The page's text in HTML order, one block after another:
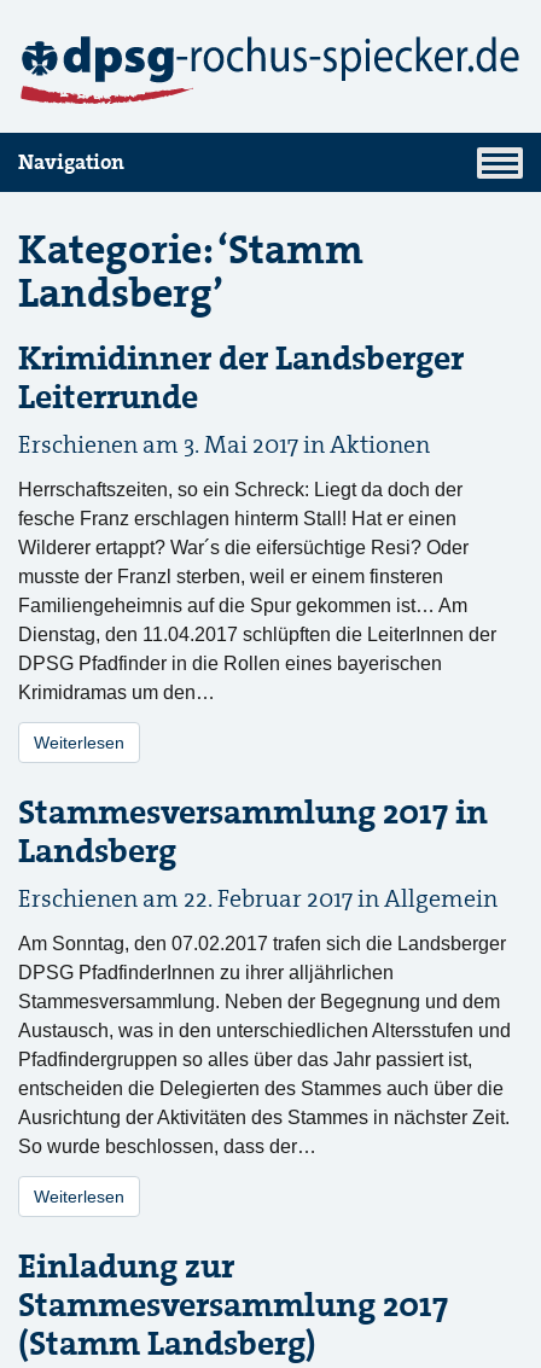
Navigation
Kategorie: ‘Stamm
Landsberg’
Krimidinner der Landsberger
Leiterrunde
Erschienen am 3. Mai 2017 inAktionen
Herrschaftszeiten, so ein Schreck: Liegt da doch der
fesche Franz erschlagen hinterm Stall! Hat er einen
Wilderer ertappt? War´s die eifersüchtige Resi? Oder
musste der Franzl sterben, weil er einem finsteren
Familiengeheimnis auf die Spur gekommen ist… Am
Dienstag, den 11.04.2017 schlüpften die LeiterInnen der
DPSG Pfadfinder in die Rollen eines bayerischen
Krimidramas um den…
Weiterlesen
Stammesversammlung 2017 in
Landsberg
Erschienen am 22. Februar 2017 inAllgemein
Am Sonntag, den 07.02.2017 trafen sich die Landsberger
DPSG PfadfinderInnen zu ihrer alljährlichen
Stammesversammlung. Neben der Begegnung und dem
Austausch, was in den unterschiedlichen Altersstufen und
Pfadfindergruppen so alles über das Jahr passiert ist,
entscheiden die Delegierten des Stammes auch über die
Ausrichtung der Aktivitäten des Stammes in nächster Zeit.
So wurde beschlossen, dass der…
Weiterlesen
Einladung zur
Stammesversammlung 2017
(Stamm Landsberg)